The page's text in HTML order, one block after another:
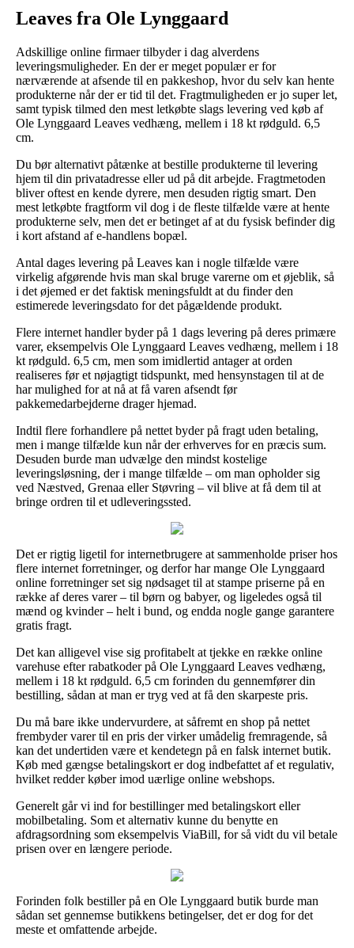
Leaves fra Ole Lynggaard
Adskillige online firmaer tilbyder i dag alverdens
leveringsmuligheder. En der er meget populær er for
nærværende at afsende til en pakkeshop, hvor du selv kan hente
produkterne når der er tid til det. Fragtmuligheden er jo super let,
samt typisk tilmed den mest letkøbte slags levering ved køb af
Ole Lynggaard Leaves vedhæng, mellem i 18 kt rødguld. 6,5
cm.
Du bør alternativt påtænke at bestille produkterne til levering
hjem til din privatadresse eller ud på dit arbejde. Fragtmetoden
bliver oftest en kende dyrere, men desuden rigtig smart. Den
mest letkøbte fragtform vil dog i de fleste tilfælde være at hente
produkterne selv, men det er betinget af at du fysisk befinder dig
i kort afstand af e-handlens bopæl.
Antal dages levering på Leaves kan i nogle tilfælde være
virkelig afgørende hvis man skal bruge varerne om et øjeblik, så
i det øjemed er det faktisk meningsfuldt at du finder den
estimerede leveringsdato for det pågældende produkt.
Flere internet handler byder på 1 dags levering på deres primære
varer, eksempelvis Ole Lynggaard Leaves vedhæng, mellem i 18
kt rødguld. 6,5 cm, men som imidlertid antager at orden
realiseres før et nøjagtigt tidspunkt, med hensynstagen til at de
har mulighed for at nå at få varen afsendt før
pakkemedarbejderne drager hjemad.
Indtil flere forhandlere på nettet byder på fragt uden betaling,
men i mange tilfælde kun når der erhverves for en præcis sum.
Desuden burde man udvælge den mindst kostelige
leveringsløsning, der i mange tilfælde – om man opholder sig
ved Næstved, Grenaa eller Støvring – vil blive at få dem til at
bringe ordren til et udleveringssted.
Det er rigtig ligetil for internetbrugere at sammenholde priser hos
flere internet forretninger, og derfor har mange Ole Lynggaard
online forretninger set sig nødsaget til at stampe priserne på en
række af deres varer – til børn og babyer, og ligeledes også til
mænd og kvinder – helt i bund, og endda nogle gange garantere
gratis fragt.
Det kan alligevel vise sig profitabelt at tjekke en række online
varehuse efter rabatkoder på Ole Lynggaard Leaves vedhæng,
mellem i 18 kt rødguld. 6,5 cm forinden du gennemfører din
bestilling, sådan at man er tryg ved at få den skarpeste pris.
Du må bare ikke undervurdere, at såfremt en shop på nettet
frembyder varer til en pris der virker umådelig fremragende, så
kan det undertiden være et kendetegn på en falsk internet butik.
Køb med gængse betalingskort er dog indbefattet af et regulativ,
hvilket redder køber imod uærlige online webshops.
Generelt går vi ind for bestillinger med betalingskort eller
mobilbetaling. Som et alternativ kunne du benytte en
afdragsordning som eksempelvis ViaBill, for så vidt du vil betale
prisen over en længere periode.
Forinden folk bestiller på en Ole Lynggaard butik burde man
sådan set gennemse butikkens betingelser, det er dog for det
meste et omfattende arbejde.